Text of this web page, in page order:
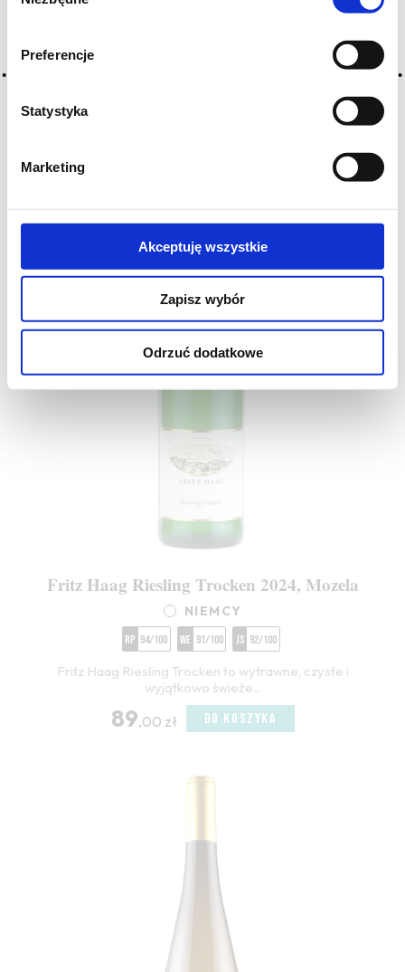
Preferencje
Statystyka
Marketing
Akceptuję wszystkie
Zapisz wybór
Odrzuć dodatkowe
Fritz Haag Brauneberger Juffer Sonnenuhr Riesling
Fritz Haag Riesling Trocken 2024, Mozela
NIEMCY
RP 94/100 WE 91/100 JS 92/100
Fritz Haag Riesling Trocken to wytrawne, czyste i
wyjątkowo świeże...
89,00 zł DO KOSZYKA